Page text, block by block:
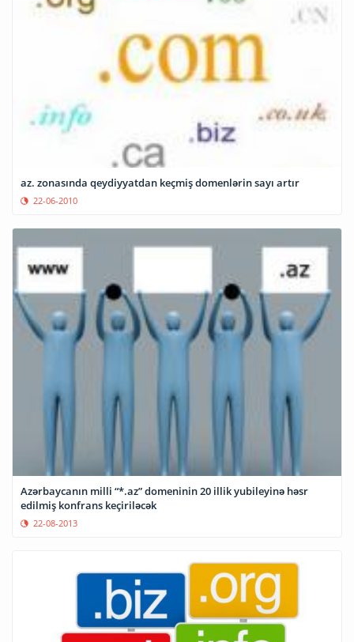
az. zonasında qeydiyyatdan keçmiş domenlərin sayı artır
22-06-2010
Azərbaycanın milli “*.az” domeninin 20 illik yubileyinə həsr
edilmiş konfrans keçiriləcək
22-08-2013